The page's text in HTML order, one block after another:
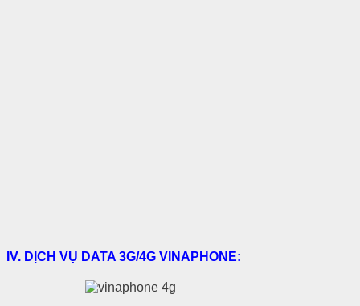
IV. DỊCH VỤ DATA 3G/4G VINAPHONE: